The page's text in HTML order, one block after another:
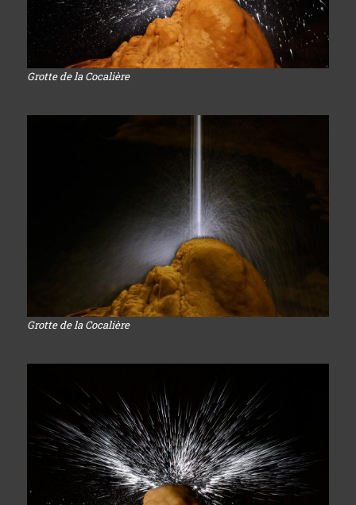
Grotte de la Cocalière
Grotte de la Cocalière